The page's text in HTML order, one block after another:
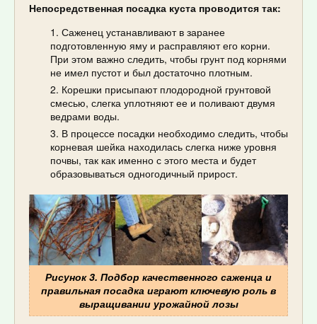
Непосредственная посадка куста проводится так:
Саженец устанавливают в заранее
подготовленную яму и расправляют его корни.
При этом важно следить, чтобы грунт под корнями
не имел пустот и был достаточно плотным.
Корешки присыпают плодородной грунтовой
смесью, слегка уплотняют ее и поливают двумя
ведрами воды.
В процессе посадки необходимо следить, чтобы
корневая шейка находилась слегка ниже уровня
почвы, так как именно с этого места и будет
образовываться одногодичный прирост.
Рисунок 3. Подбор качественного саженца и
правильная посадка играют ключевую роль в
выращивании урожайной лозы